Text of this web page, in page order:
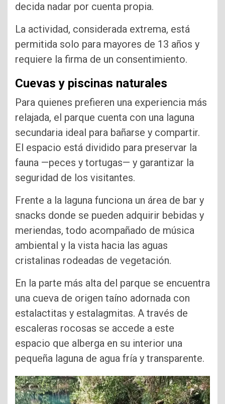
decida nadar por cuenta propia.
La actividad, considerada extrema, está
permitida solo para mayores de 13 años y
requiere la firma de un consentimiento.
Cuevas y piscinas naturales
Para quienes prefieren una experiencia más
relajada, el parque cuenta con una laguna
secundaria ideal para bañarse y compartir.
El espacio está dividido para preservar la
fauna —peces y tortugas— y garantizar la
seguridad de los visitantes.
Frente a la laguna funciona un área de bar y
snacks donde se pueden adquirir bebidas y
meriendas, todo acompañado de música
ambiental y la vista hacia las aguas
cristalinas rodeadas de vegetación.
En la parte más alta del parque se encuentra
una cueva de origen taíno adornada con
estalactitas y estalagmitas. A través de
escaleras rocosas se accede a este
espacio que alberga en su interior una
pequeña laguna de agua fría y transparente.